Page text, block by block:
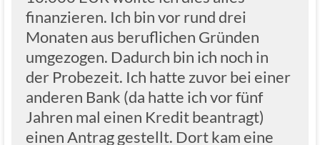
finanzieren. Ich bin vor rund drei
Monaten aus beruflichen Gründen
umgezogen. Dadurch bin ich noch in
der Probezeit. Ich hatte zuvor bei einer
anderen Bank (da hatte ich vor fünf
Jahren mal einen Kredit beantragt)
einen Antrag gestellt. Dort kam eine